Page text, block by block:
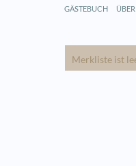
GÄSTEBUCH
Merkliste ist